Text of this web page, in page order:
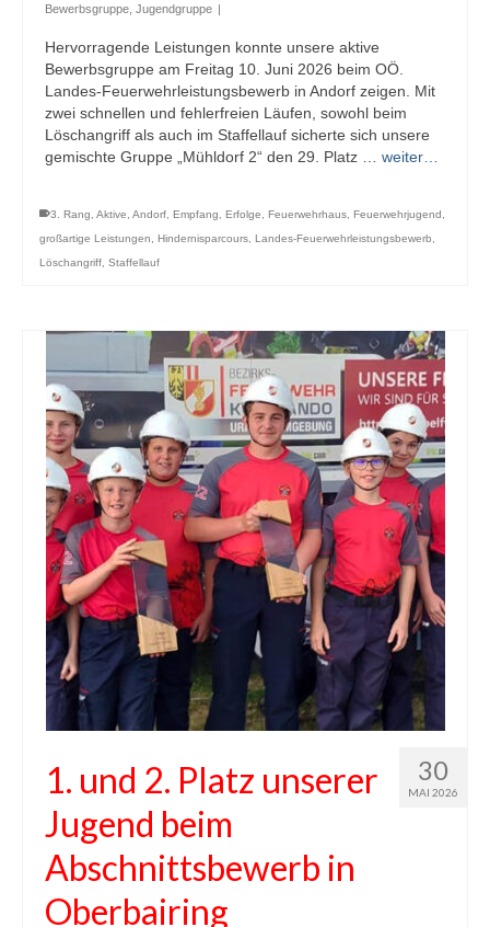
Bewerbsgruppe Jugendgruppe |
Hervorragende Leistungen konnte unsere aktive
Bewerbsgruppe am Freitag 10. Juni 2026 beim OÖ.
Landes-Feuerwehrleistungsbewerb in Andorf zeigen. Mit
zwei schnellen und fehlerfreien Läufen, sowohl beim
Löschangriff als auch im Staffellauf sicherte sich unsere
gemischte Gruppe „Mühldorf 2“ den 29. Platz … weiter…
3. Rang Aktive Andorf Empfang Erfolge Feuerwehrhaus Feuerwehrjugend
großartige Leistungen
Hindernisparcours Landes-Feuerwehrleistungsbewerb
Löschangriff Staffellauf
30
MAI 2026
1. und 2. Platz unserer
Jugend beim
Abschnittsbewerb in
Oberbairing